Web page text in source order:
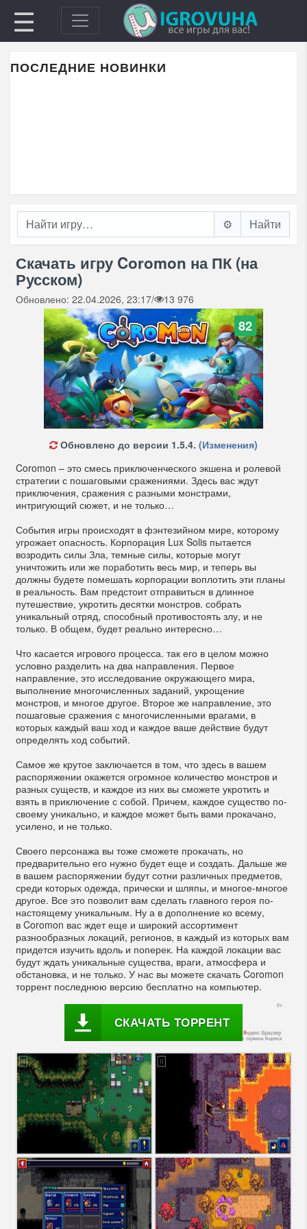
☰
ПОСЛЕДНИЕ НОВИНКИ
⚙️
Скачать игру Coromon на ПК (на
Русском)
Обновлено: 22.04.2026, 23:17/ 13 976
82
Обновлено до версии 1.5.4. (Изменения)
Coromon – это смесь приключенческого экшена и ролевой
стратегии с пошаговыми сражениями. Здесь вас ждут
приключения, сражения с разными монстрами,
интригующий сюжет, и не только…
События игры происходят в фэнтезийном мире, которому
угрожает опасность. Корпорация Lux Solis пытается
возродить силы Зла, темные силы, которые могут
уничтожить или же поработить весь мир, и теперь вы
должны будете помешать корпорации воплотить эти планы
в реальность. Вам предстоит отправиться в длинное
путешествие, укротить десятки монстров. собрать
уникальный отряд, способный противостоять злу, и не
только. В общем, будет реально интересно…
Что касается игрового процесса. так его в целом можно
условно разделить на два направления. Первое
направление, это исследование окружающего мира,
выполнение многочисленных заданий, укрощение
монстров, и многое другое. Второе же направление, это
пошаговые сражения с многочисленными врагами, в
которых каждый ваш ход и каждое ваше действие будут
определять ход событий.
Самое же крутое заключается в том, что здесь в вашем
распоряжении окажется огромное количество монстров и
разных существ, и каждое из них вы сможете укротить и
взять в приключение с собой. Причем, каждое существо по-
своему уникально, и каждое может быть вами прокачано,
усилено, и не только.
Своего персонажа вы тоже сможете прокачать, но
предварительно его нужно будет еще и создать. Дальше же
в вашем распоряжении будут сотни различных предметов,
среди которых одежда, прически и шляпы, и многое-многое
другое. Все это позволит вам сделать главного героя по-
настоящему уникальным. Ну а в дополнение ко всему,
в Coromon вас ждет еще и широкий ассортимент
разнообразных локаций, регионов, в каждый из которых вам
придется изучить вдоль и поперек. На каждой локации вас
будут ждать уникальные существа, враги, атмосфера и
обстановка, и не только. У нас вы можете скачать Coromon
торрент последнюю версию бесплатно на компьютер.
СКАЧАТЬ ТОРРЕНТ